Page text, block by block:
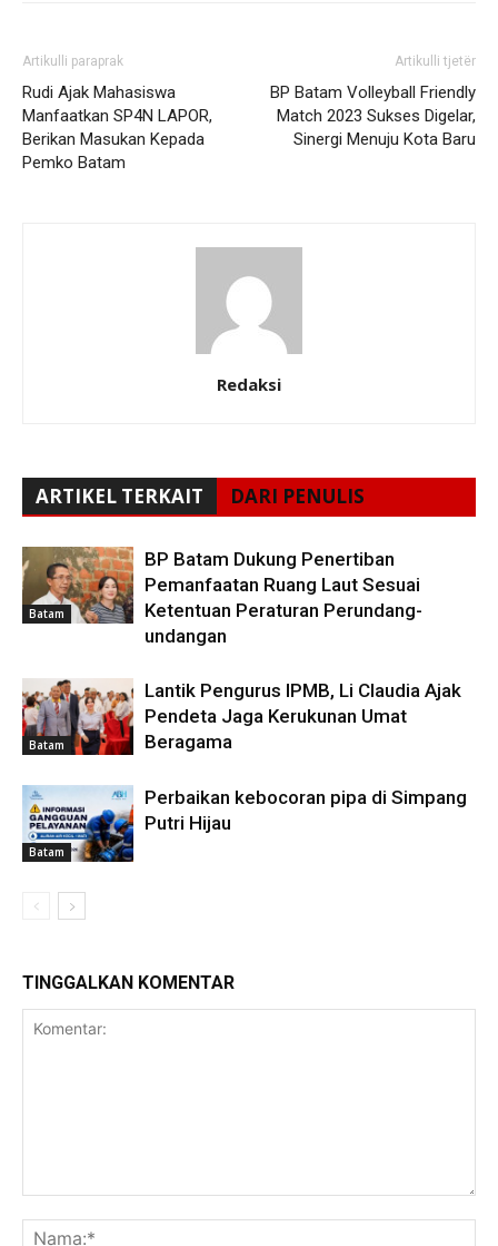
Artikulli paraprak
Rudi Ajak Mahasiswa
Manfaatkan SP4N LAPOR,
Berikan Masukan Kepada
Pemko Batam
Artikulli tjetër
BP Batam Volleyball Friendly
Match 2023 Sukses Digelar,
Sinergi Menuju Kota Baru
Redaksi
ARTIKEL TERKAIT DARI PENULIS
Batam
BP Batam Dukung Penertiban
Pemanfaatan Ruang Laut Sesuai
Ketentuan Peraturan Perundang-
undangan
Batam
Lantik Pengurus IPMB, Li Claudia Ajak
Pendeta Jaga Kerukunan Umat
Beragama
Batam
Perbaikan kebocoran pipa di Simpang
Putri Hijau
TINGGALKAN KOMENTAR